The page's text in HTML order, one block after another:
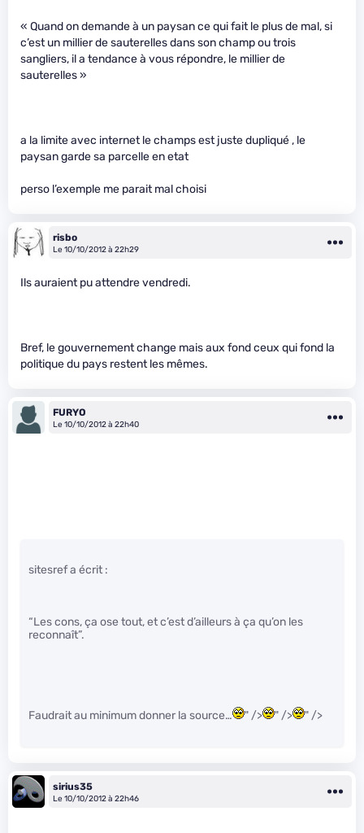
« Quand on demande à un paysan ce qui fait le plus de mal, si
c’est un millier de sauterelles dans son champ ou trois
sangliers, il a tendance à vous répondre, le millier de
sauterelles »
a la limite avec internet le champs est juste dupliqué , le
paysan garde sa parcelle en etat
perso l’exemple me parait mal choisi
risbo
Le 10/10/2012 à 22h29
Ils auraient pu attendre vendredi.
Bref, le gouvernement change mais aux fond ceux qui fond la
politique du pays restent les mêmes.
FURYO
Le 10/10/2012 à 22h40
sitesref a écrit :
“Les cons, ça ose tout, et c’est d’ailleurs à ça qu’on les
reconnaît”.
Faudrait au minimum donner la source… " /> " /> " />
sirius35
Le 10/10/2012 à 22h46